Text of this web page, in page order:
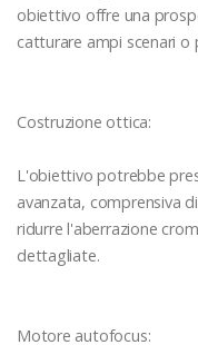
obiettivo offre una
catturare ampi scenari o
Costruzione ottica:
L'obiettivo potrebbe
avanzata, comprensiva
ridurre l'aberrazione
dettagliate.
Motore autofocus: